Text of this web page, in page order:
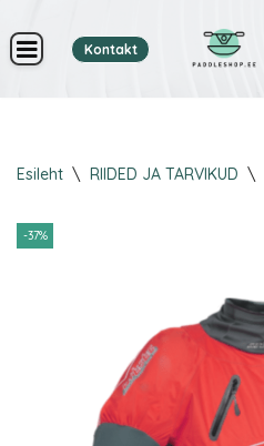
Skip
content
Kontakt
Esileht \ RIIDED JA TARVIKUD \
-37%